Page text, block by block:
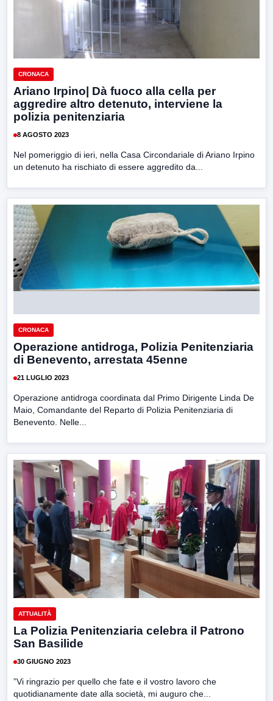
CRONACA
Ariano Irpino| Dà fuoco alla cella per
aggredire altro detenuto, interviene la
polizia penitenziaria
8 AGOSTO 2023
Nel pomeriggio di ieri, nella Casa Circondariale di Ariano Irpino
un detenuto ha rischiato di essere aggredito da...
CRONACA
Operazione antidroga, Polizia Penitenziaria
di Benevento, arrestata 45enne
21 LUGLIO 2023
Operazione antidroga coordinata dal Primo Dirigente Linda De
Maio, Comandante del Reparto di Polizia Penitenziaria di
Benevento. Nelle...
ATTUALITÀ
La Polizia Penitenziaria celebra il Patrono
San Basilide
30 GIUGNO 2023
”Vi ringrazio per quello che fate e il vostro lavoro che
quotidianamente date alla società, mi auguro che...